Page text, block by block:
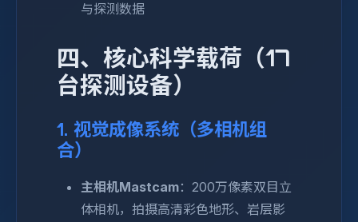
与探测数据
四、核心科学载荷（17
台探测设备）
1. 视觉成像系统（多相机组
合）
主相机Mastcam：200万像素双目立
体相机，拍摄高清彩色地形、岩层影